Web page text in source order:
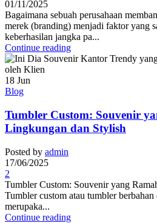
01/11/2025
Bagaimana sebuah perusahaan
merek (branding) menjadi faktor yang
keberhasilan jangka pa...
Continue reading
18 Jun
Blog
Tumbler Custom: Souvenir
Lingkungan dan Stylish
Posted by admin
17/06/2025
2
Tumbler Custom: Souvenir yang
Tumbler custom atau tumbler berbahan
merupaka...
Continue reading